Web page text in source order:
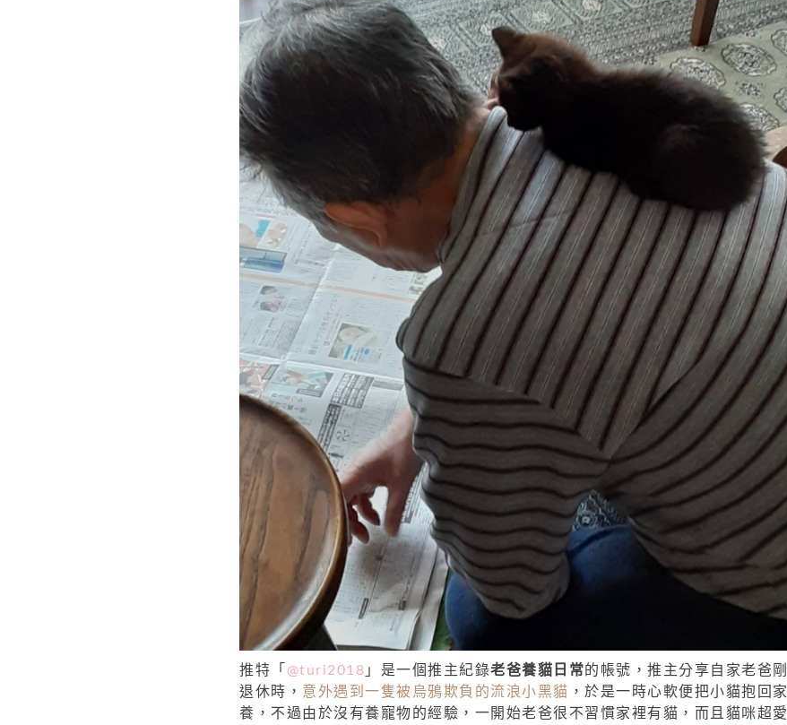
推特「 @turi2018 」是一個推主紀錄老爸養貓日常的帳號，推主分享自家老爸剛
退休時， 意外遇到一隻被烏鴉欺負的流浪小黑貓 ，於是一時心軟便把小貓抱回家
養，不過由於沒有養寵物的經驗，一開始老爸很不習慣家裡有貓，而且貓咪超愛